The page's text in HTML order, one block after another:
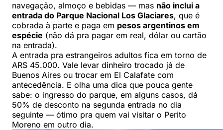
navegação, almoço e bebidas — mas não inclui a
entrada do Parque Nacional Los Glaciares, que é
cobrada à parte e paga em pesos argentinos em
espécie (não dá pra pagar em real, dólar ou cartão
na entrada).
A entrada pra estrangeiros adultos fica em torno de
ARS 45.000. Vale levar dinheiro trocado já de
Buenos Aires ou trocar em El Calafate com
antecedência. E olha uma dica que pouca gente
sabe: o ingresso do parque, em alguns casos, dá
50% de desconto na segunda entrada no dia
seguinte — ótimo pra quem vai visitar o Perito
Moreno em outro dia.